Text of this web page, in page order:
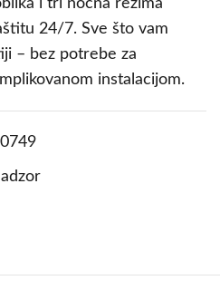
i tri noćna režima
24/7. Sve što vam
– bez potrebe za
instalacijom.